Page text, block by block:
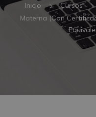
Inicio Cursos
Materna (Con